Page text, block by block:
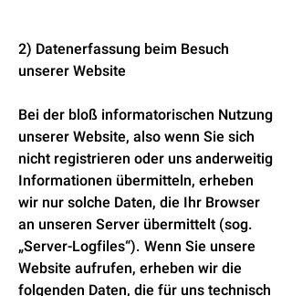
2) Datenerfassung beim Besuch
unserer Website
Bei der bloß informatorischen Nutzung
unserer Website, also wenn Sie sich
nicht registrieren oder uns anderweitig
Informationen übermitteln, erheben
wir nur solche Daten, die Ihr Browser
an unseren Server übermittelt (sog.
„Server-Logfiles“). Wenn Sie unsere
Website aufrufen, erheben wir die
folgenden Daten, die für uns technisch